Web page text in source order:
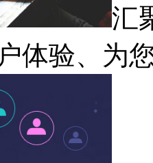
汇
体验、为